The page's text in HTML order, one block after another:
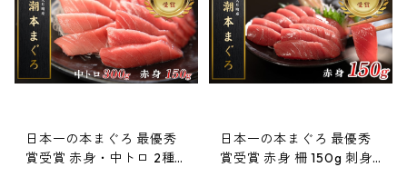
日本一の本まぐろ 最優秀
賞受賞 赤身・中トロ 2種3
日本一の本まぐろ 最優秀
賞受賞 赤身 柵 150g 刺身